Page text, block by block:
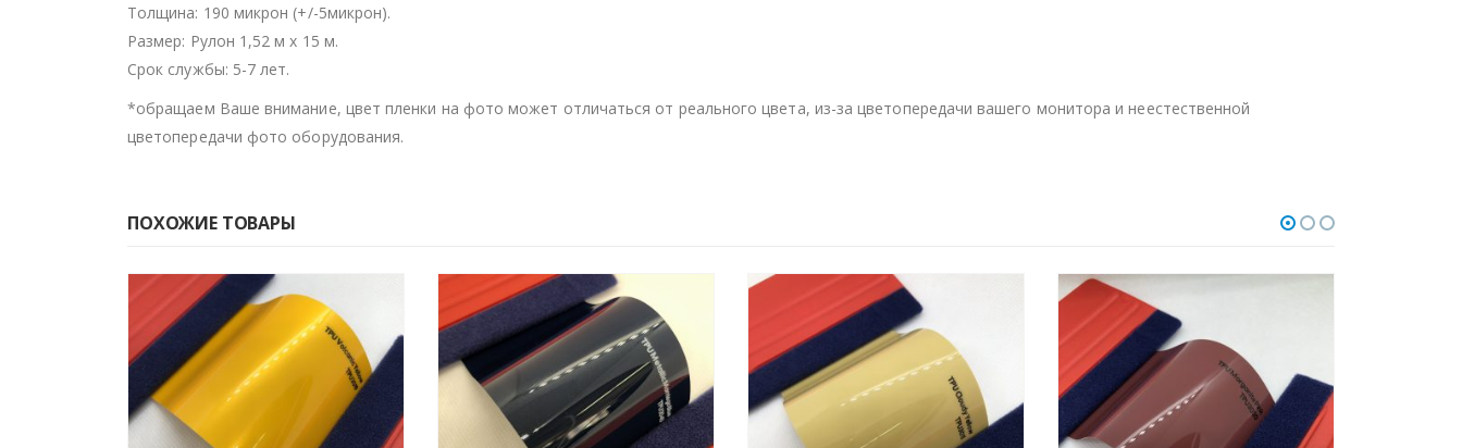
Толщина: 190 микрон (+/-5микрон).
Размер: Рулон 1,52 м х 15 м.
Срок службы: 5-7 лет.
*обращаем Ваше внимание, цвет пленки на фото может отличаться от реального цвета, из-за цветопередачи вашего монитора и неестественной
цветопередачи фото оборудования.
ПОХОЖИЕ ТОВАРЫ